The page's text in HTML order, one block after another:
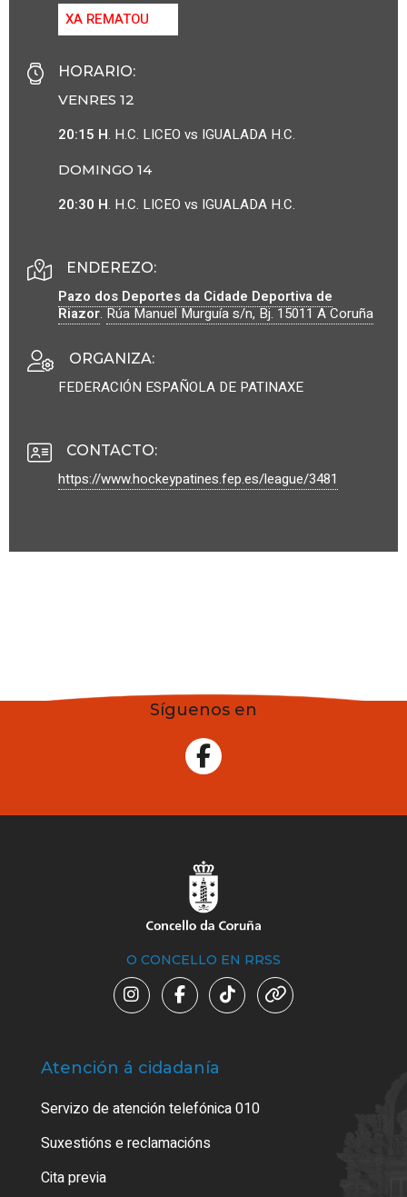
XA REMATOU
HORARIO:
VENRES 12
20:15 H. H.C. LICEO vs IGUALADA H.C.
DOMINGO 14
20:30 H. H.C. LICEO vs IGUALADA H.C.
ENDEREZO:
Pazo dos Deportes da Cidade Deportiva de
Riazor.Rúa Manuel Murguía s/n, Bj.15011A Coruña
ORGANIZA:
FEDERACIÓN ESPAÑOLA DE PATINAXE
CONTACTO:
https://www.hockeypatines.fep.es/league/3481
Síguenos en
O CONCELLO EN RRSS
Atención á cidadanía
Servizo de atención telefónica 010
Suxestións e reclamacións
Cita previa